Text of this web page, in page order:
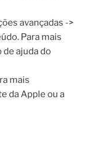
avançadas ->
Para mais
ajuda do
mais
da Apple ou a